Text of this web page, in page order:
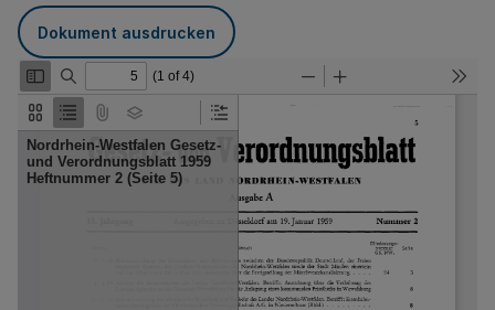
Dokument ausdrucken